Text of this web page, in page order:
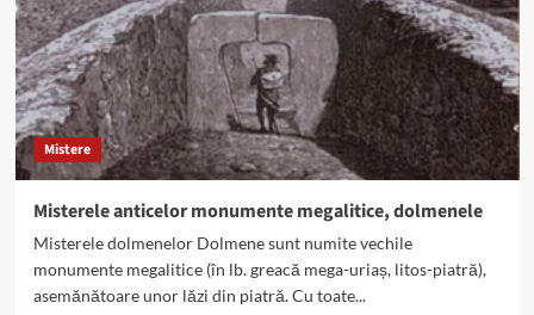
Mistere
Misterele anticelor monumente megalitice, dolmenele
Misterele dolmenelor Dolmene sunt numite vechile
monumente megalitice (în lb. greacă mega-uriaș, litos-piatră),
asemănătoare unor lăzi din piatră. Cu toate...